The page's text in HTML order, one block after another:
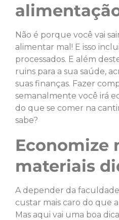
Não é porque você vai
alimentar mal! E isso
processados. E além
ruins para a sua saúde,
suas finanças. Fazer
semanalmente você irá
do que se comer na
sabe?
Economize
materiais
A depender da
custar mais caro do que
Mas aqui vai uma boa